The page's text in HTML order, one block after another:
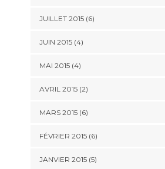
JUILLET 2015(6)
JUIN 2015(4)
MAI 2015(4)
AVRIL 2015(2)
MARS 2015(6)
FÉVRIER 2015(6)
JANVIER 2015(5)